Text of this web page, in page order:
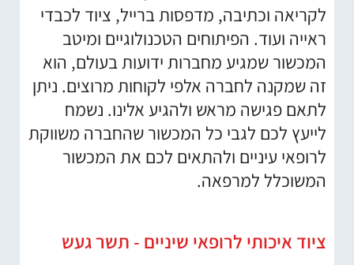
לקריאה וכתיבה, מדפסות ברייל, ציוד לכבדי
ראייה ועוד. הפיתוחים הטכנולוגיים ומיטב
המכשור שמגיע מחברות ידועות בעולם, הוא
זה שמקנה לחברה אלפי לקוחות מרוצים. ניתן
לתאם פגישה מראש ולהגיע אלינו. נשמח
לייעץ לכם לגבי כל המכשור שהחברה משווקת
לרופאי עיניים ולהתאים לכם את המכשור
המשוכלל למרפאה.
ציוד איכותי לרופאי שיניים - תשר געש